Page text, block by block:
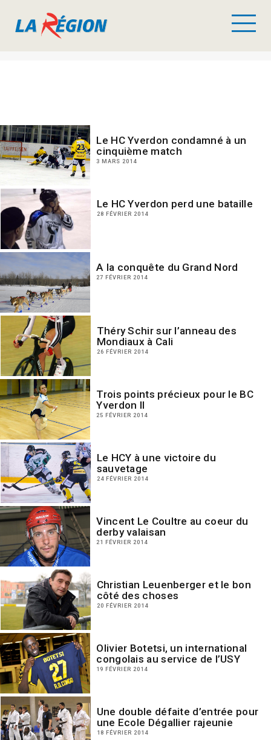
Le HC Yverdon condamné à un
cinquième match
3 MARS 2014
Le HC Yverdon perd une bataille
28 FÉVRIER 2014
A la conquête du Grand Nord
27 FÉVRIER 2014
Théry Schir sur l’anneau des
Mondiaux à Cali
26 FÉVRIER 2014
Trois points précieux pour le BC
Yverdon II
25 FÉVRIER 2014
Le HCY à une victoire du
sauvetage
24 FÉVRIER 2014
Vincent Le Coultre au coeur du
derby valaisan
21 FÉVRIER 2014
Christian Leuenberger et le bon
côté des choses
20 FÉVRIER 2014
Olivier Botetsi, un international
congolais au service de l’USY
19 FÉVRIER 2014
Une double défaite d’entrée pour
une Ecole Dégallier rajeunie
18 FÉVRIER 2014